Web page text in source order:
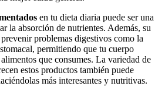
en tu dieta diaria puede ser una
la absorción de nutrientes. Además, su
problemas digestivos como la
permitiendo que tu cuerpo
que consumes. La variedad de
estos productos también puede
más interesantes y nutritivas.